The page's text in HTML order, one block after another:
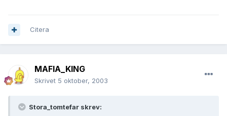
Citera
MAFIA_KING
Skrivet 5 oktober, 2003
Stora_tomtefar skrev: